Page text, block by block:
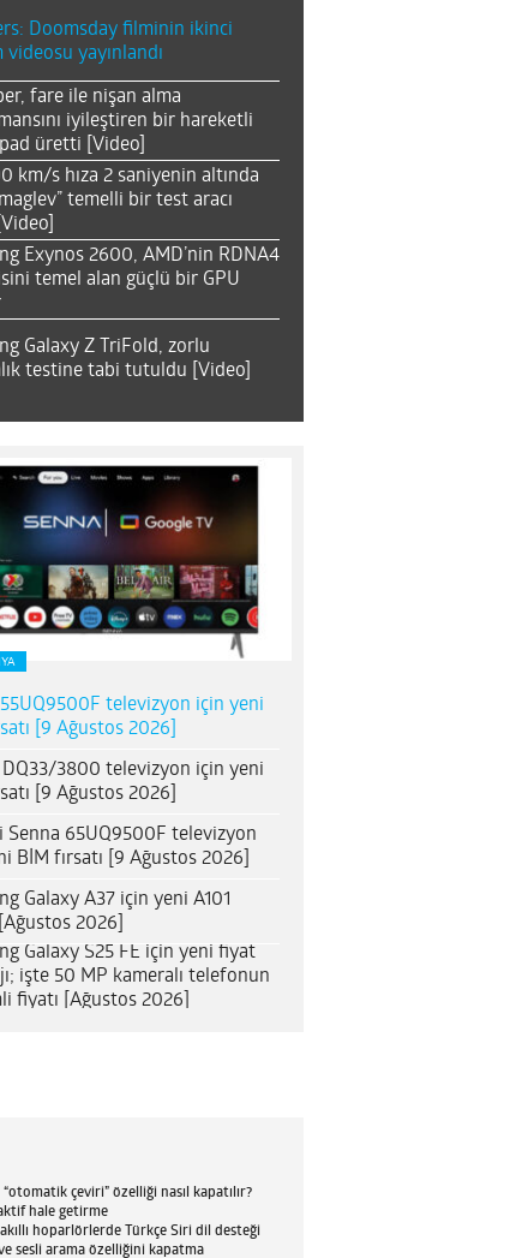
Doomsday filminin ikinci
videosu yayınlandı
fare ile nişan alma
iyileştiren bir hareketli
üretti [Video]
km/s hıza 2 saniyenin altında
temelli bir test aracı
Exynos 2600, AMD’nin RDNA4
temel alan güçlü bir GPU
Galaxy Z TriFold, zorlu
testine tabi tutuldu [Video]
televizyon için yeni
[9 Ağustos 2026]
3800 televizyon için yeni
[9 Ağustos 2026]
Senna 65UQ9500F televizyon
BİM fırsatı [9 Ağustos 2026]
Galaxy A37 için yeni A101
2026]
Galaxy S25 FE için yeni fiyat
işte 50 MP kameralı telefonun
fiyatı [Ağustos 2026]
çeviri” özelliği nasıl kapatılır?
hale getirme
hoparlörlerde Türkçe Siri dil desteği
sesli arama özelliğini kapatma